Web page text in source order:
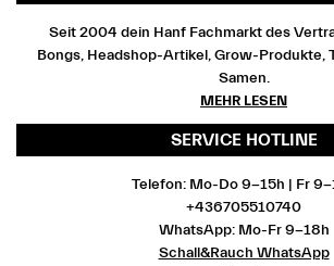
Seit 2004 dein Hanf Fachmarkt des
Bongs, Headshop-Artikel, Grow-Produkte,
Samen.
MEHR LESEN
SERVICE HOTLINE
Telefon: Mo-Do 9-15h | Fr 9-
+436705510740
WhatsApp: Mo-Fr 9-18h
Schall&Rauch WhatsApp